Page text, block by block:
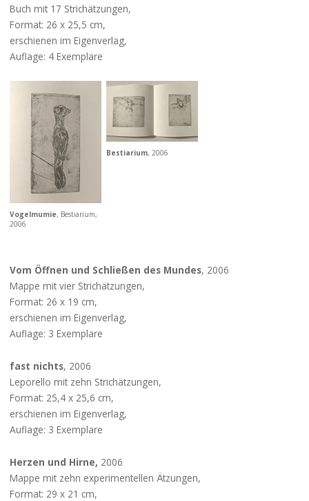
Buch mit 17 Strichätzungen,
Format: 26 x 25,5 cm,
erschienen im Eigenverlag,
Auflage: 4 Exemplare
Vogelmumie, Bestiarium,
2006
Bestiarium, 2006
Vom Öffnen und Schließen des Mundes, 2006
Mappe mit vier Strichätzungen,
Format: 26 x 19 cm,
erschienen im Eigenverlag,
Auflage: 3 Exemplare
fast nichts, 2006
Leporello mit zehn Strichätzungen,
Format: 25,4 x 25,6 cm,
erschienen im Eigenverlag,
Auflage: 3 Exemplare
Herzen und Hirne, 2006
Mappe mit zehn experimentellen Ätzungen,
Format: 29 x 21 cm,